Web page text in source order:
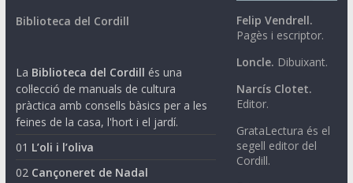
Biblioteca del Cordill
La Biblioteca del Cordill és una
col·lecció de manuals de cultura
pràctica amb consells bàsics per a les
feines de la casa, l'hort i el jardí.
01 L’oli i l’oliva
02 Cançoneret de Nadal
Felip Vendrell.
Pagès i escriptor.
Loncle. Dibuixant.
Narcís Clotet.
Editor.
GrataLectura és el
segell editor del
Cordill.